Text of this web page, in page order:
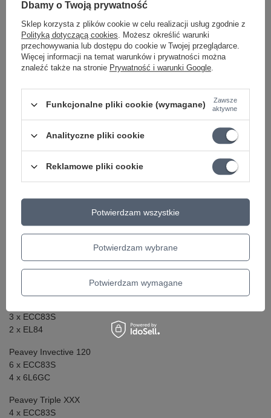
5 x ECC83S
4 x 6L6GC
Peavey Delta Blues
4 x EL84
4 x 6L6GC
Peavey Valveking Combo 20
2 x EL34
Peavey Valveking 20 MH
3 x ECC83S
3 x ECC83S
2 x EL84
Peavey Invective 120
6 x ECC83S
4 x 6L6GC
Peavey Triple XXX
4 x ECC83S
Dbamy o Twoją prywatność
Sklep korzysta z plików cookie w celu realizacji usług zgodnie z
Polityką dotyczącą cookies. Możesz określić warunki
przechowywania lub dostępu do cookie w Twojej przeglądarce.
Więcej informacji na temat warunków i prywatności można
znaleźć także na stronie Prywatność i warunki Google.
Funkcjonalne pliki cookie (wymagane)
Zawsze
aktywne
Analityczne pliki cookie
Reklamowe pliki cookie
Potwierdzam wybrane
Potwierdzam wymagane
Potwierdzam wszystkie